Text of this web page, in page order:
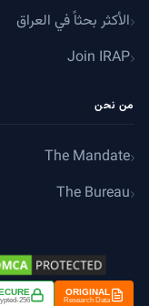
الأكثر بحثاً في العراق
Join IRAP
من نحن
The Mandate
The Bureau
ORIGINAL
Research Data
256-bit Encrypted